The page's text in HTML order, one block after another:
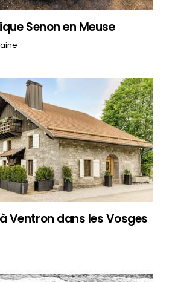
Senon en Meuse
Ventron dans les Vosges